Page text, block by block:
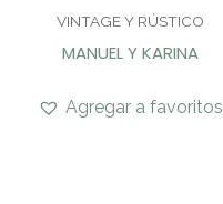
VINTAGE Y RÚSTICO
MANUEL Y KARINA
Agregar a favoritos